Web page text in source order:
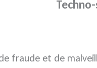
fraude et de